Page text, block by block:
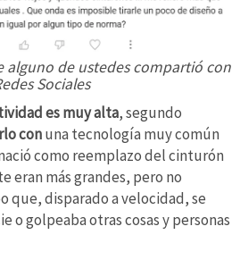
alguno de ustedes compartió con
Sociales
es muy alta, segundo
conuna tecnología muy común
como reemplazo del cinturón
eran más grandes, pero no
que, disparado a velocidad, se
o golpeaba otras cosas y personas